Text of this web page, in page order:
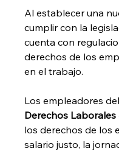
Al establecer una
cumplir con la
cuenta con
derechos de los
en el trabajo.
Los empleadores
Derechos Laborales
los derechos de los
salario justo, la